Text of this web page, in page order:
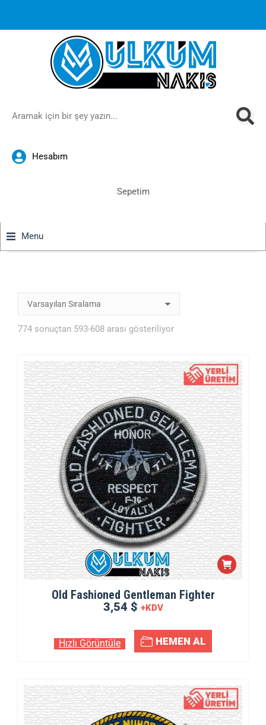
1000 TL ve üzeri siparişlerinizde ücretsiz kargoya ek
İndirimanında sepette!
Hesabım
Sepetim
Menu
774 sonuçtan 593-608 arası gösteriliyor
Old Fashioned Gentleman Fighter
3,54 $ +KDV
Hızlı Görüntüle HEMEN AL